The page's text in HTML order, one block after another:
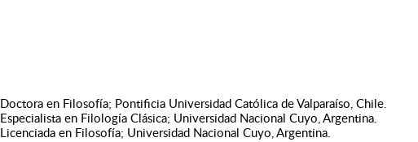
Doctora en Filosofía; Pontificia Universidad Católica de Valparaíso, Chile.
Especialista en Filología Clásica; Universidad Nacional Cuyo, Argentina.
Licenciada en Filosofía; Universidad Nacional Cuyo, Argentina.